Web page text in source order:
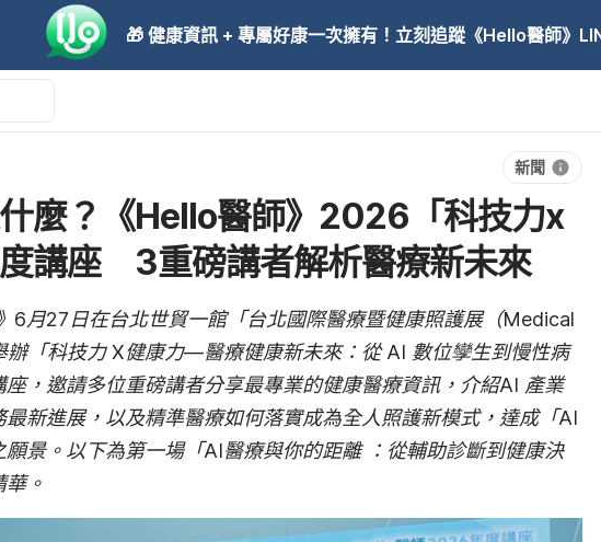
🎁 健康資訊 + 專屬好康一次擁有！立刻追蹤《Hello醫師》
新聞
麼？《Hello醫師》2026「科技力x
講座 3重磅講者解析醫療新未來
6月27日在台北世貿一館「台北國際醫療暨健康照護展（Medical
「科技力 X健康力—醫療健康新未來：從 AI 數位孿生到慢性病
座，邀請多位重磅講者分享最專業的健康醫療資訊，介紹AI 產業
最新進展，以及精準醫療如何落實成為全人照護新模式，達成「AI
景。 以下為第一場「AI醫療與你的距離 ：從輔助診斷到健康決
。